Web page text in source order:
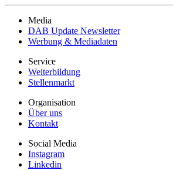
Media
DAB Update Newsletter
Werbung & Mediadaten
Service
Weiterbildung
Stellenmarkt
Organisation
Über uns
Kontakt
Social Media
Instagram
Linkedin